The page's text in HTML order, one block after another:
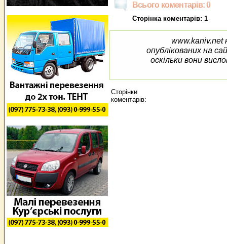
Всього коментарів: 0
Сторінка коментарів: 1
www.kaniv.net
опублікованих на
оскільки вони
Сторінки
коментарів: